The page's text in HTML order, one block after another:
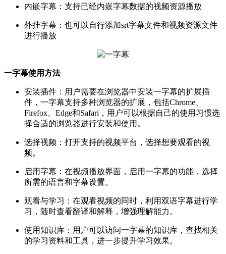
内嵌字幕：支持已经内嵌字幕数据的视频资源播放
外挂字幕：也可以自行添加srt字幕文件和视频资源文件
进行播放
一字幕使用方法
安装插件：用户需要在浏览器中安装一字幕的扩展插
件，一字幕支持多种浏览器的扩展，包括Chrome、
Firefox、Edge和Safari，用户可以根据自己的使用习惯选
择合适的浏览器进行安装和使用。
选择视频：打开支持的视频平台，选择想要观看的视
频。
启用字幕：在视频播放界面，启用一字幕的功能，选择
所需的语言和字幕设置。
观看与学习：在观看视频的同时，利用双语字幕进行学
习，随时查看翻译和解释，增强理解能力。
使用知识库：用户可以访问一字幕的知识库，查找相关
的学习资料和工具，进一步提升学习效果。